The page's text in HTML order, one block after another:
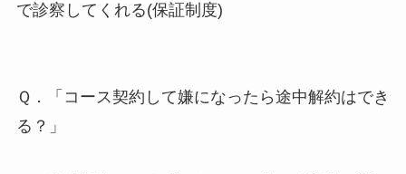
で診察してくれる(保証制度)
Ｑ．「コース契約して嫌になったら途中解約はでき
る？」